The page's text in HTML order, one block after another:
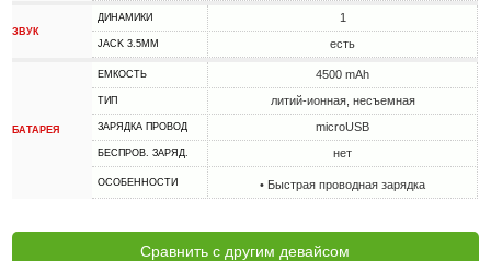
ЗВУК
ДИНАМИКИ 1
JACK 3.5MM есть
БАТАРЕЯ
ЕМКОСТЬ 4500 mAh
ТИП литий-ионная, несъемная
ЗАРЯДКА ПРОВОД microUSB
БЕСПРОВ. ЗАРЯД. нет
ОСОБЕННОСТИ • Быстрая проводная зарядка
Сравнить с другим девайсом